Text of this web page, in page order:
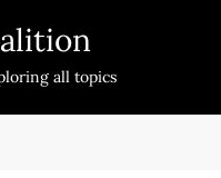
all topics